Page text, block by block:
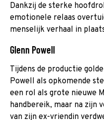
Dankzij de sterke
emotionele relaas
menselijk verhaal in
Glenn Powell
Tijdens de productie
Powell als opkomende
een rol als grote nieuwe
handbereik, maar na zijn
van zijn ex-vriendin